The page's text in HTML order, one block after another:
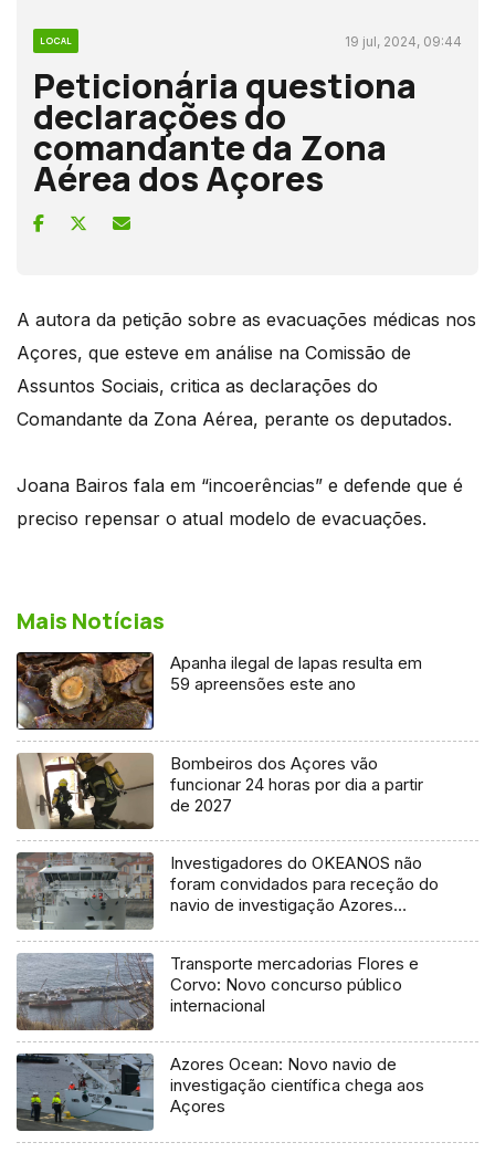
LOCAL 19 jul, 2024, 09:44
Peticionária questiona
declarações do
comandante da Zona
Aérea dos Açores
A autora da petição sobre as evacuações médicas nos
Açores, que esteve em análise na Comissão de
Assuntos Sociais, critica as declarações do
Comandante da Zona Aérea, perante os deputados.
Joana Bairos fala em “incoerências” e defende que é
preciso repensar o atual modelo de evacuações.
Mais Notícias
Apanha ilegal de lapas resulta em
59 apreensões este ano
Bombeiros dos Açores vão
funcionar 24 horas por dia a partir
de 2027
Investigadores do OKEANOS não
foram convidados para receção do
navio de investigação Azores
Transporte mercadorias Flores e
Corvo: Novo concurso público
internacional
Azores Ocean: Novo navio de
investigação científica chega aos
Açores